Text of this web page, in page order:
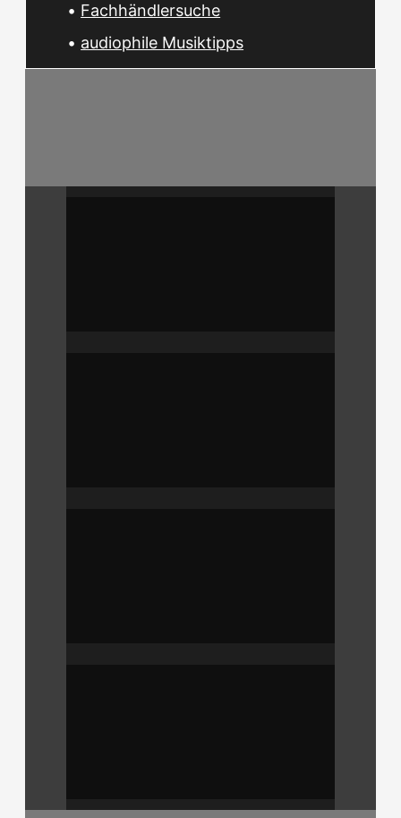
• Fachhändlersuche
• audiophile Musiktipps